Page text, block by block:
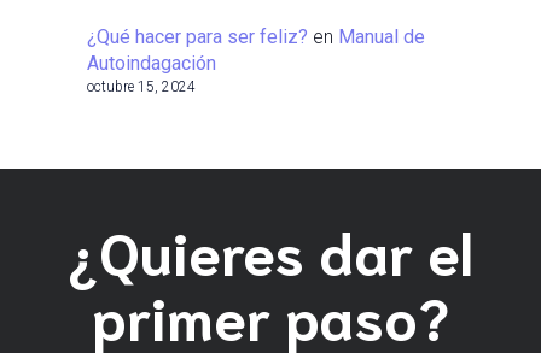
¿Qué hacer para ser feliz? en Manual de
Autoindagación
octubre 15, 2024
¿Quieres dar el
primer paso?